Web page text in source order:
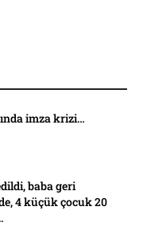
imza krizi…
baba geri
4 küçük çocuk 20